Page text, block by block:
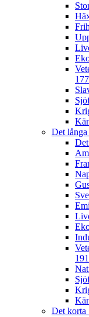
Det
Det korta